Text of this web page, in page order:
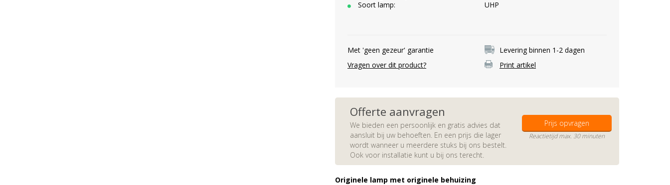
Soort lamp:
UHP
Met 'geen gezeur' garantie
Levering binnen 1-2 dagen
Vragen over dit product?
Print artikel
Offerte aanvragen
We bieden een persoonlijk en gratis advies dat
aansluit bij uw behoeften. En een prijs die lager
wordt wanneer u meerdere stuks bij ons bestelt.
Ook voor installatie kunt u bij ons terecht.
Prijs opvragen
Reactietijd max. 30 minuten
Originele lamp met originele behuizing